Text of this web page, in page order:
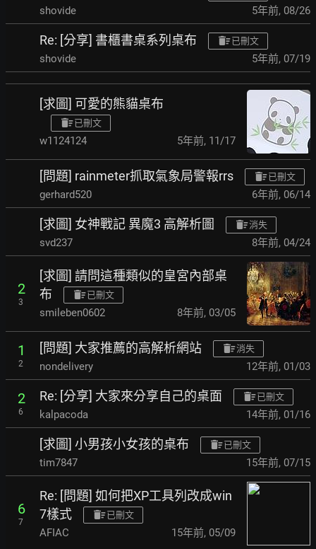
shovide 5年前, 08/26
Re: [分享] 書櫃書桌系列桌布 已刪文
shovide 5年前, 07/19
[求圖] 可愛的熊貓桌布
已刪文
w1124124 5年前, 11/17
[問題] rainmeter抓取氣象局警報rrs 已刪文
gerhard520 6年前, 06/14
[求圖] 女神戰記 異魔3 高解析圖 消失
svd237 8年前, 04/24
2
3
[求圖] 請問這種類似的皇宮內部桌
布
已刪文
smileben0602 8年前, 03/05
1
2
[問題] 大家推薦的高解析網站 消失
nondelivery 12年前, 01/03
2
6
Re: [分享] 大家來分享自己的桌面 已刪文
kalpacoda 14年前, 01/16
[求圖] 小男孩小女孩的桌布 已刪文
tim7847 15年前, 07/15
6
7
Re: [問題] 如何把XP工具列改成win
7樣式
已刪文
AFIAC 15年前, 05/09